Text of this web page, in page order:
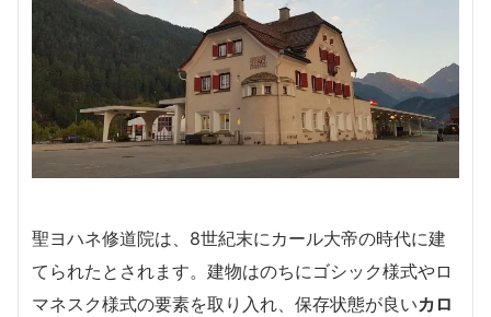
聖ヨハネ修道院は、8世紀末にカール大帝の時代に建
てられたとされます。建物はのちにゴシック様式やロ
マネスク様式の要素を取り入れ、保存状態が良いカロ